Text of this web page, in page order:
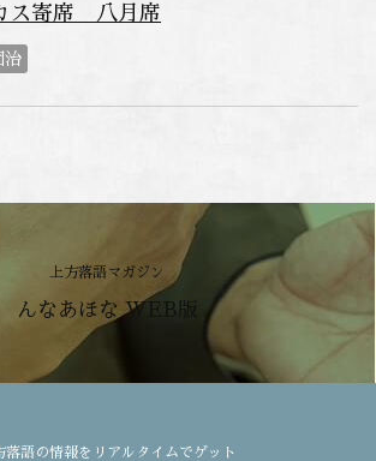
ス寄席 八月席
治
上方落語マガジン
んなあほな WEB版
落語の情報をリアルタイムでゲット